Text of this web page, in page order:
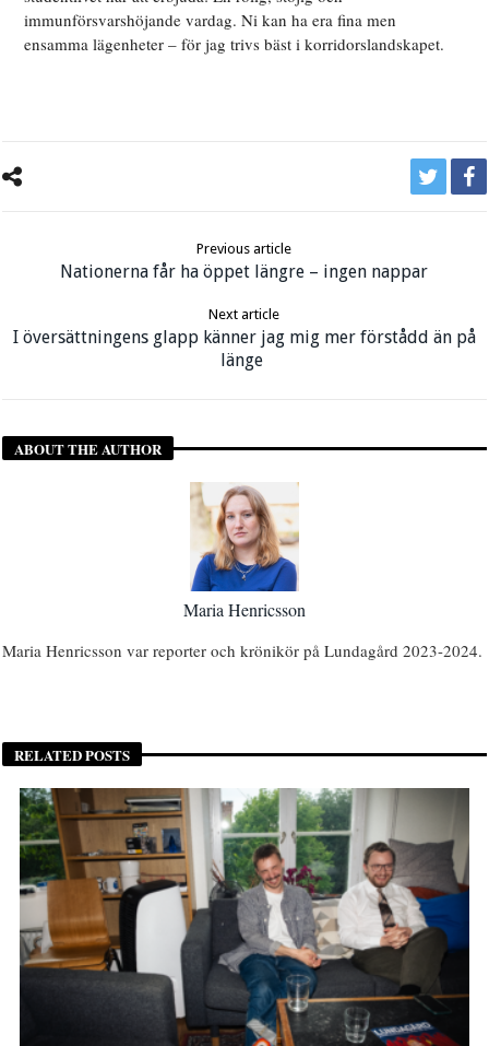
immunförsvarshöjande vardag. Ni kan ha era fina men
ensamma lägenheter – för jag trivs bäst i korridorslandskapet.
Previous article
Nationerna får ha öppet längre – ingen nappar
Next article
I översättningens glapp känner jag mig mer förstådd än på
länge
ABOUT THE AUTHOR
Maria Henricsson
Maria Henricsson var reporter och krönikör på Lundagård 2023-2024.
RELATED POSTS